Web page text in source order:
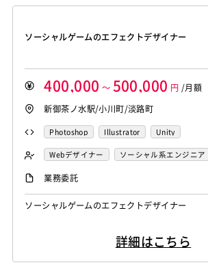
ト...
ソーシャルゲームのエフェクトデザイナー
400,000 ～ 500,000 円 /月額
新御茶ノ水駅/小川町/淡路町
Photoshop Illustrator Unity
Webデザイナー
ソーシャル系エンジニア
エフェクトデザイナー
業務委託
ソーシャルゲームのエフェクトデザイナー
詳細はこちら